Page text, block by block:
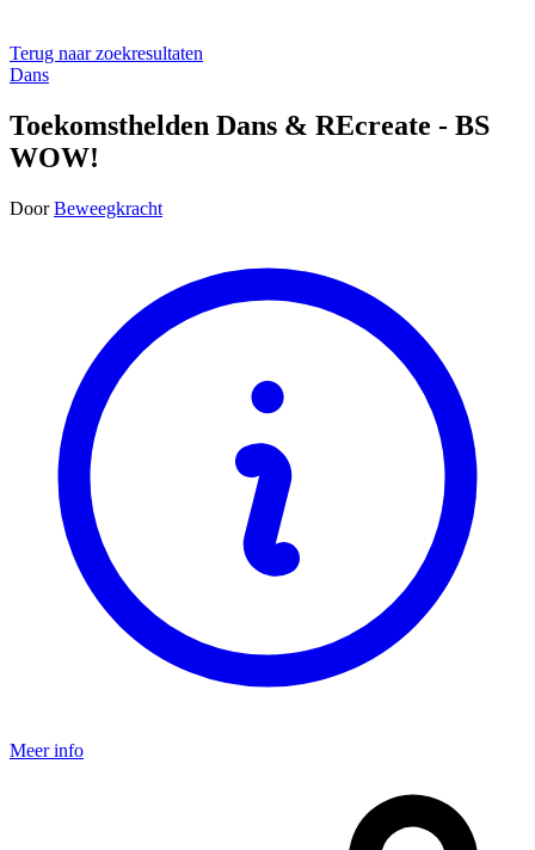
Terug naar zoekresultaten
Dans
Toekomsthelden Dans & REcreate - BS
WOW!
Door Beweegkracht
Meer info